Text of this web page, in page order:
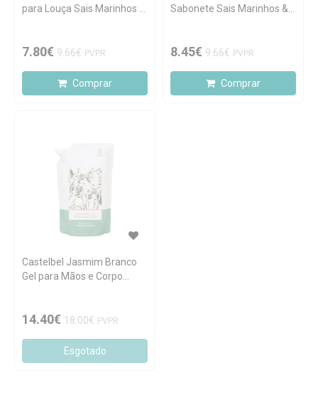
para Louça Sais Marinhos &
7.80€ 9.66€ PVPR
Comprar
Sabonete Sais Marinhos &
8.45€ 9.66€ PVPR
Comprar
Castelbel Jasmim Branco
Gel para Mãos e Corpo
14.40€ 18.00€ PVPR
Esgotado